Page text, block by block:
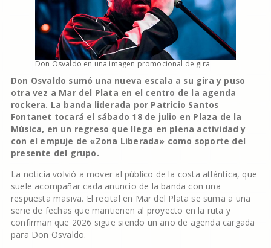
Don Osvaldo en una imagen promocional de gira
Don Osvaldo sumó una nueva escala a su gira y puso
otra vez a Mar del Plata en el centro de la agenda
rockera. La banda liderada por Patricio Santos
Fontanet tocará el sábado 18 de julio en Plaza de la
Música, en un regreso que llega en plena actividad y
con el empuje de «Zona Liberada» como soporte del
presente del grupo.
La noticia volvió a mover al público de la costa atlántica, que
suele acompañar cada anuncio de la banda con una
respuesta masiva. El recital en Mar del Plata se suma a una
serie de fechas que mantienen al proyecto en la ruta y
confirman que 2026 sigue siendo un año de agenda cargada
para Don Osvaldo.